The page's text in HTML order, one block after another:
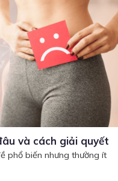
và cách giải quyết
phổ biến nhưng thường ít